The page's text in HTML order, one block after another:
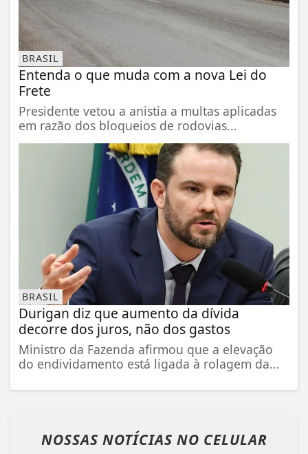
BRASIL
Entenda o que muda com a nova Lei do
Frete
Presidente vetou a anistia a multas aplicadas
em razão dos bloqueios de rodovias...
BRASIL
Durigan diz que aumento da dívida
decorre dos juros, não dos gastos
Ministro da Fazenda afirmou que a elevação
do endividamento está ligada à rolagem da...
NOSSAS NOTÍCIAS NO CELULAR